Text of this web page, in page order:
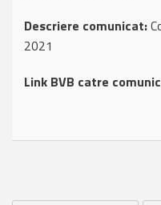
Descriere comunicat:
2021
Link BVB catre